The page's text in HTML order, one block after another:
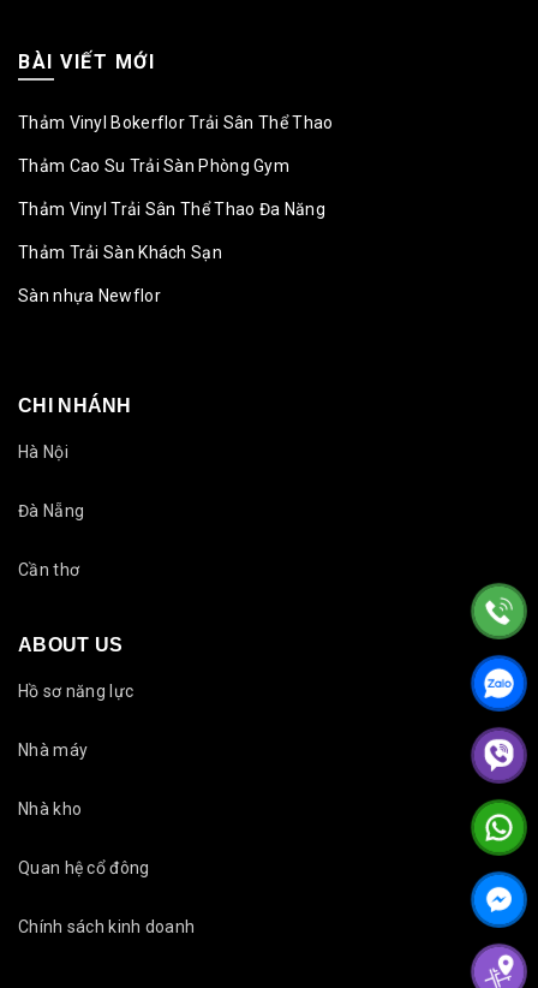
BÀI VIẾT MỚI
Thảm Vinyl Bokerflor Trải Sân Thể Thao
Thảm Cao Su Trải Sàn Phòng Gym
Thảm Vinyl Trải Sân Thể Thao Đa Năng
Thảm Trải Sàn Khách Sạn
Sàn nhựa Newflor
CHI NHÁNH
Hà Nội
Đà Nẵng
Cần thơ
ABOUT US
Hồ sơ năng lực
Nhà máy
Nhà kho
Quan hệ cổ đông
Chính sách kinh doanh